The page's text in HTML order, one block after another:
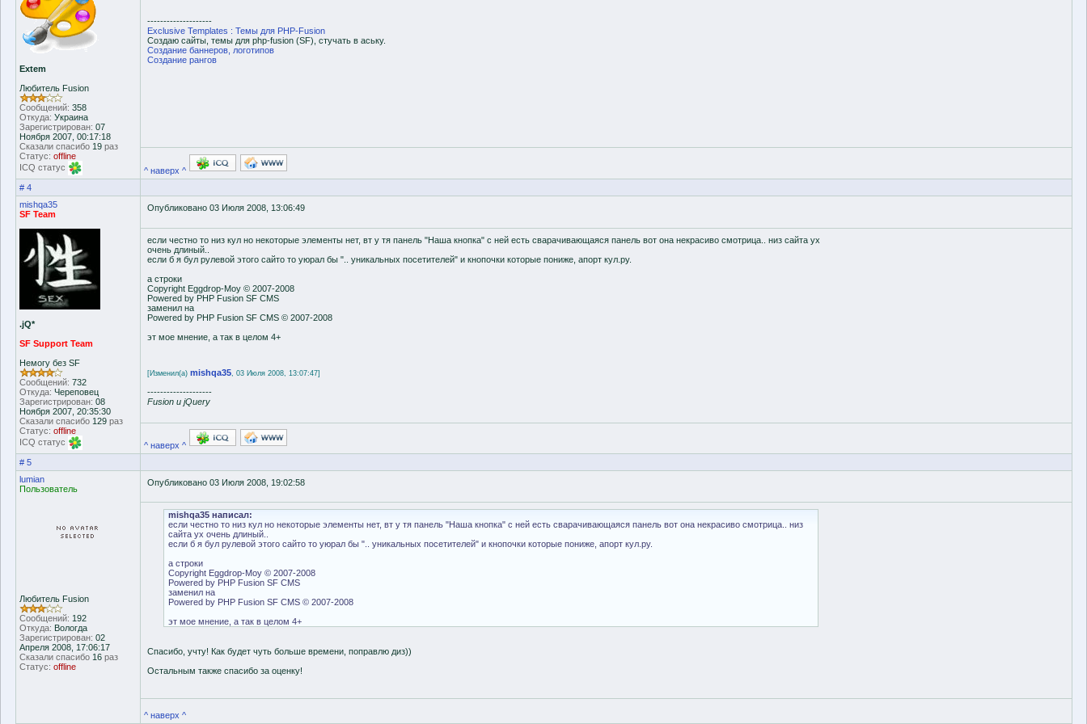
Extem
Любитель Fusion
Сообщений: 358
Откуда: Украина
Зарегистрирован: 07
Ноября 2007, 00:17:18
Сказали спасибо 19раз
Статус: offline
ICQ статус
--------------------
Exclusive Templates : Темы для PHP-Fusion
Создаю сайты, темы для php-fusion (SF), стучать в аську.
Создание баннеров, логотипов
Создание рангов
^ наверх ^
# 4
mishqa35
SF Team
.jQ*
SF Support Team
Немогу без SF
Сообщений: 732
Откуда: Череповец
Зарегистрирован: 08
Ноября 2007, 20:35:30
Сказали спасибо 129раз
Статус: offline
ICQ статус
Опубликовано 03 Июля 2008, 13:06:49
если честно то низ кул но некоторые элементы нет, вт у тя панель "Наша кнопка" с ней есть сварачивающаяся панель вот она некрасиво смотрица.. низ сайта ух
очень длиный..
если б я бул рулевой этого сайто то уюрал бы ".. уникальных посетителей" и кнопочки которые пониже, апорт кул.ру.
а строки
Copyright Eggdrop-Moy © 2007-2008
Powered by PHP Fusion SF CMS
заменил на
Powered by PHP Fusion SF CMS © 2007-2008
эт мое мнение, а так в целом 4+
[Изменил(а) mishqa35, 03 Июля 2008, 13:07:47]
--------------------
Fusion и jQuery
^ наверх ^
# 5
lumian
Пользователь
Любитель Fusion
Сообщений: 192
Откуда: Вологда
Зарегистрирован: 02
Апреля 2008, 17:06:17
Сказали спасибо 16раз
Статус: offline
Опубликовано 03 Июля 2008, 19:02:58
mishqa35 написал:
если честно то низ кул но некоторые элементы нет, вт у тя панель "Наша кнопка" с ней есть сварачивающаяся панель вот она некрасиво смотрица.. низ
сайта ух очень длиный..
если б я бул рулевой этого сайто то уюрал бы ".. уникальных посетителей" и кнопочки которые пониже, апорт кул.ру.
а строки
Copyright Eggdrop-Moy © 2007-2008
Powered by PHP Fusion SF CMS
заменил на
Powered by PHP Fusion SF CMS © 2007-2008
эт мое мнение, а так в целом 4+
Спасибо, учту! Как будет чуть больше времени, поправлю диз))
Остальным также спасибо за оценку!
^ наверх ^